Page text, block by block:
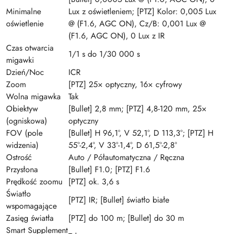
Minimalne
oświetlenie
Lux z oświetleniem; [PTZ] Kolor: 0,005 Lux
@ (F1.6, AGC ON), Cz/B: 0,001 Lux @
(F1.6, AGC ON), 0 Lux z IR
Czas otwarcia
migawki
1/1 s do 1/30 000 s
Dzień/Noc
ICR
Zoom
[PTZ] 25× optyczny, 16× cyfrowy
Wolna migawka
Tak
Obiektyw
(ogniskowa)
[Bullet] 2,8 mm; [PTZ] 4,8-120 mm, 25×
optyczny
FOV (pole
widzenia)
[Bullet] H 96,1°, V 52,1°, D 113,3°; [PTZ] H
55°-2,4°, V 33°-1,4°, D 61,5°-2,8°
Ostrość
Auto / Półautomatyczna / Ręczna
Przysłona
[Bullet] F1.0; [PTZ] F1.6
Prędkość zoomu [PTZ] ok. 3,6 s
Światło
wspomagające
[PTZ] IR; [Bullet] światło białe
Zasięg światła
[PTZ] do 100 m; [Bullet] do 30 m
Smart Supplement